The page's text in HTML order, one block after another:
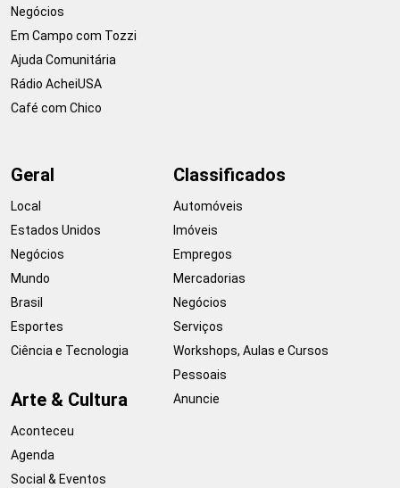
Negócios
Em Campo com Tozzi
Ajuda Comunitária
Rádio AcheiUSA
Café com Chico
Geral
Local
Estados Unidos
Negócios
Mundo
Brasil
Esportes
Ciência e Tecnologia
Arte & Cultura
Aconteceu
Agenda
Social & Eventos
Classificados
Automóveis
Imóveis
Empregos
Mercadorias
Negócios
Serviços
Workshops, Aulas e Cursos
Pessoais
Anuncie